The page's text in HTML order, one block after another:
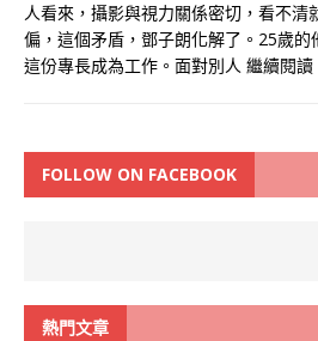
人看來，攝影與視力關係密切，看不清
偏，這個矛盾，鄧子朗化解了。25歲
這份專長成為工作。面對別人 繼續閱讀
FOLLOW ON FACEBOOK
熱門文章